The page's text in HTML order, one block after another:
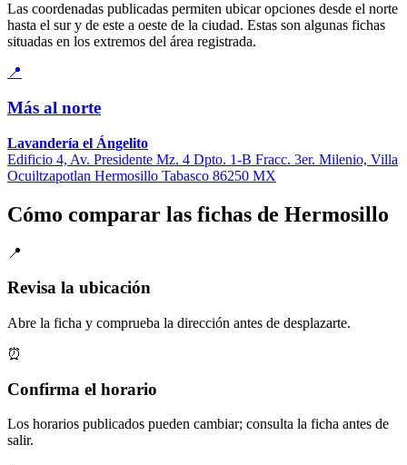
Las coordenadas publicadas permiten ubicar opciones desde el norte
hasta el sur y de este a oeste de la ciudad. Estas son algunas fichas
situadas en los extremos del área registrada.
📍
Más al norte
Lavandería el Ángelito
Edificio 4, Av. Presidente Mz. 4 Dpto. 1-B Fracc. 3er. Milenio, Villa
Ocuiltzapotlan Hermosillo Tabasco 86250 MX
Cómo comparar las fichas de Hermosillo
📍
Revisa la ubicación
Abre la ficha y comprueba la dirección antes de desplazarte.
⏰
Confirma el horario
Los horarios publicados pueden cambiar; consulta la ficha antes de
salir.